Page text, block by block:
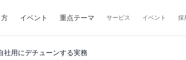
イベント 重点テーマ サービス イベント 採
社用にデチューンする実務